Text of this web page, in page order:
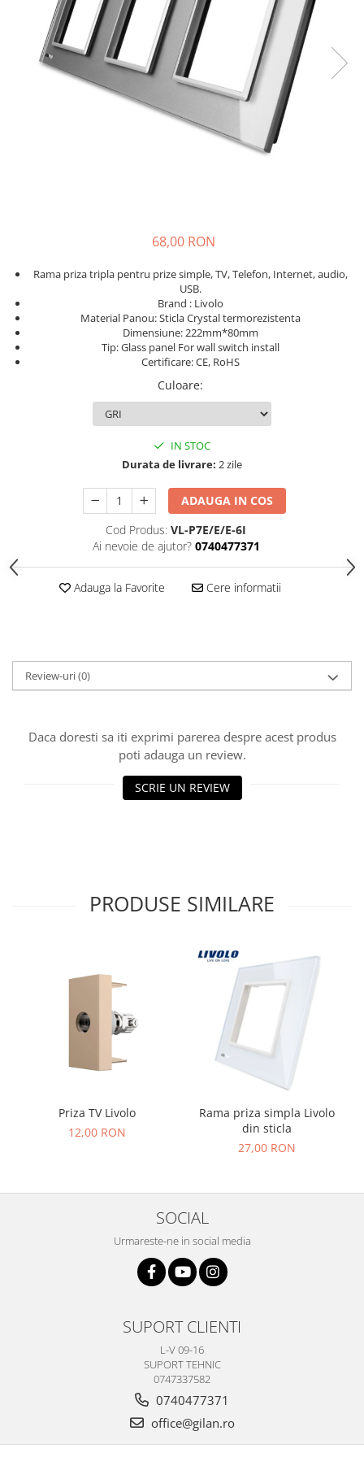
MERCEDES
SEAT
TOYOTA
VW/SEAT/SKODA
68,00 RON
Rama priza tripla pentru prize simple, TV, Telefon, Internet, audio,
USB.
Brand : Livolo
Material Panou: Sticla Crystal termorezistenta
Dimensiune: 222mm*80mm
Tip: Glass panel For wall switch install
Certificare: CE, RoHS
Culoare:
IN STOC
Durata de livrare: 2 zile
ADAUGA IN COS
Cod Produs: VL-P7E/E/E-6I
Ai nevoie de ajutor? 0740477371
Adauga la Favorite Cere informatii
Review-uri(0)
Daca doresti sa iti exprimi parerea despre acest produs
poti adauga un review.
SCRIE UN REVIEW
PRODUSE SIMILARE
Priza TV Livolo
12,00 RON
Rama priza simpla Livolo
din sticla
27,00 RON
SOCIAL
Urmareste-ne in social media
SUPORT CLIENTI
L-V 09-16
SUPORT TEHNIC
0747337582
0740477371
office@gilan.ro